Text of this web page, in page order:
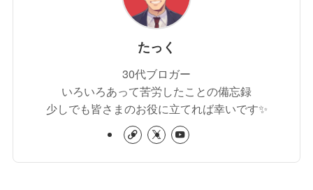
たっく
30代ブロガー
いろいろあって苦労したことの備忘録
少しでも皆さまのお役に立てれば幸いです✨